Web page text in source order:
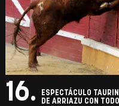
16.
ESPECTÁCULO
DE ARRIAZU CON